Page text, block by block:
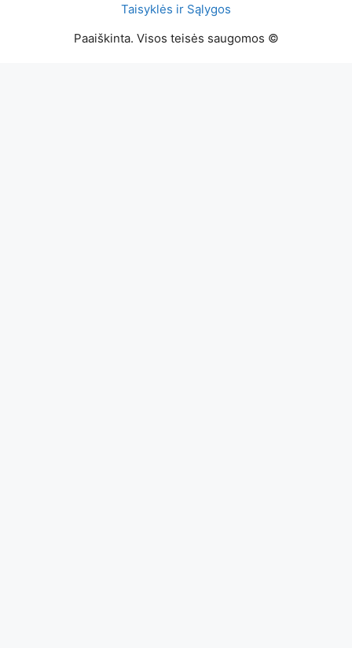
Taisyklės ir Sąlygos
Paaiškinta. Visos teisės saugomos ©